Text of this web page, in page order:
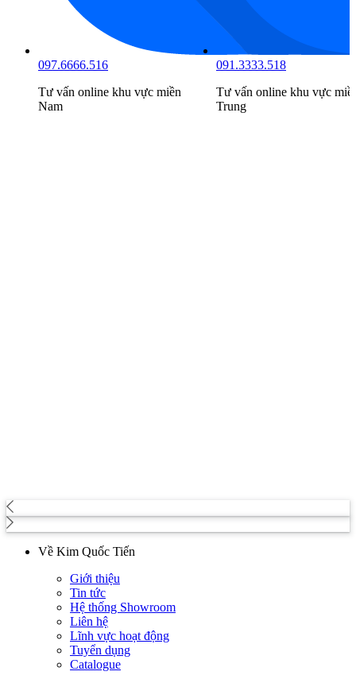
097.6666.516
Tư vấn online khu vực miền
Nam
091.3333.518
Tư vấn online khu vực
Trung
Về Kim Quốc Tiến
Giới thiệu
Tin tức
Hệ thống Showroom
Liên hệ
Lĩnh vực hoạt động
Tuyển dụng
Catalogue